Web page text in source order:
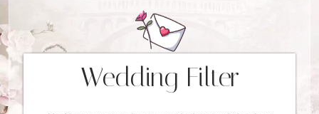
Wedding Filter